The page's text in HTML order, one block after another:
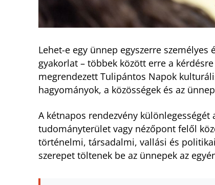
Lehet-e egy ünnep egyszerre
gyakorlat – többek között erre a
megrendezett Tulipántos Napok
hagyományok, a közösségek és az
A kétnapos rendezvény
tudományterület vagy nézőpont felől
történelmi, társadalmi, vallási és
szerepet töltenek be az ünnepek az